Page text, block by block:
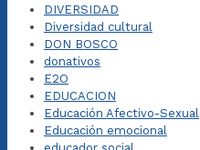
DIVERSIDAD
Diversidad cultural
DON BOSCO
donativos
E2O
EDUCACION
Educación Afectivo-Sexual
Educación emocional